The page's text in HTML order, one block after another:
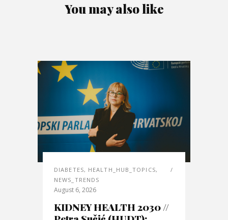
You may also like
DIABETES, HEALTH_HUB_TOPICS,
NEWS_TRENDS
August 6, 2026
KIDNEY HEALTH 2030 //